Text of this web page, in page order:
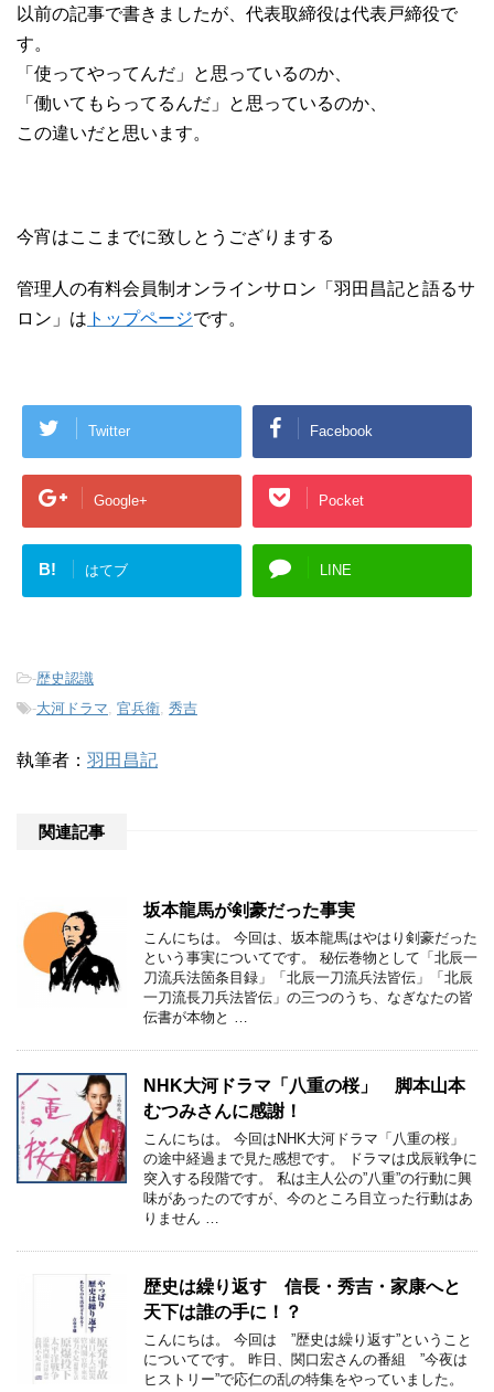
以前の記事で書きましたが、代表取締役は代表戸締役で
す。
「使ってやってんだ」と思っているのか、
「働いてもらってるんだ」と思っているのか、
この違いだと思います。
今宵はここまでに致しとうござりまする
管理人の有料会員制オンラインサロン「羽田昌記と語るサ
ロン」は トップページです。
Twitter Facebook
Google+ Pocket
B! はてブ LINE
-歴史認識
-大河ドラマ 官兵衛 秀吉
執筆者： 羽田昌記
関連記事
坂本龍馬が剣豪だった事実
こんにちは。 今回は、坂本龍馬はやはり剣豪だった
という事実についてです。 秘伝巻物として「北辰一
刀流兵法箇条目録」「北辰一刀流兵法皆伝」「北辰
一刀流長刀兵法皆伝」の三つのうち、なぎなたの皆
伝書が本物と …
NHK大河ドラマ「八重の桜」 脚本山本
むつみさんに感謝！
こんにちは。 今回はNHK大河ドラマ「八重の桜」
の途中経過まで見た感想です。 ドラマは戊辰戦争に
突入する段階です。 私は主人公の”八重”の行動に興
味があったのですが、今のところ目立った行動はあ
りません …
歴史は繰り返す 信長・秀吉・家康へと
天下は誰の手に！？
こんにちは。 今回は ”歴史は繰り返す”ということ
についてです。 昨日、関口宏さんの番組 ”今夜は
ヒストリー”で応仁の乱の特集をやっていました。